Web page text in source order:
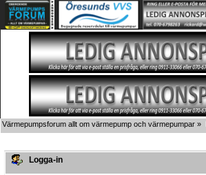
Värmepumpsforum allt om värmepump och värmepumpar »
Logga-in